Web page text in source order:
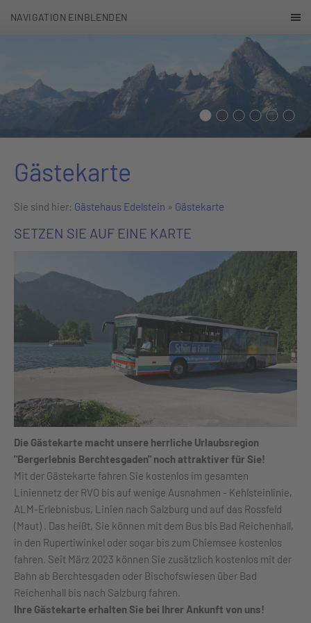
NAVIGATION EINBLENDEN
Gästekarte
Sie sind hier: Gästehaus Edelstein » Gästekarte
SETZEN SIE AUF EINE KARTE
Die Gästekarte macht unsere herrliche Urlaubsregion
"Bergerlebnis Berchtesgaden" noch attraktiver für Sie!
Mit der Gästekarte fahren Sie kostenlos im gesamten
Liniennetz der RVO bis auf wenige Ausnahmen - Kehlsteinlinie,
ALM-Erlebnisbus, Linien nach Salzburg und auf das Rossfeld
(Maut) . Das heißt, Sie können mit dem Bus bis Bad Reichenhall,
in den Rupertiwinkel oder sogar bis zum Chiemsee kostenlos
fahren. Seit März 2023 können Sie zusätzlich kostenlos mit der
Bahn ab Berchtesgaden oder Bischofswiesen über Bad
Reichenhall bis nach Salzburg fahren.
Ihre Gästekarte erhalten Sie bei Ihrer Ankunft von uns!